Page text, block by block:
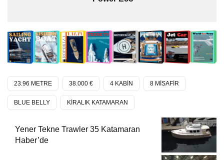
23.96 METRE 38.000 € 4 KABİN 8 MİSAFİR
BLUE BELLY KİRALIK KATAMARAN
Yener Tekne Trawler 35 Katamaran
Haber’de